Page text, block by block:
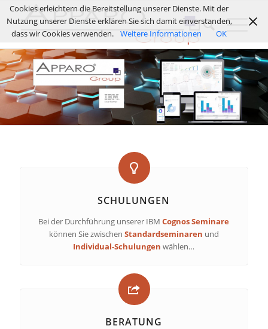
SCHULUNGEN
Bei der Durchführung unserer IBMCognos Seminare
können Sie zwischen Standardseminaren und
Individual-Schulungen wählen…
BERATUNG
Cookies erleichtern die Bereitstellung unserer Dienste. Mit der
Nutzung unserer Dienste erklären Sie sich damit einverstanden,
dass wir Cookies verwenden.
Weitere Informationen OK